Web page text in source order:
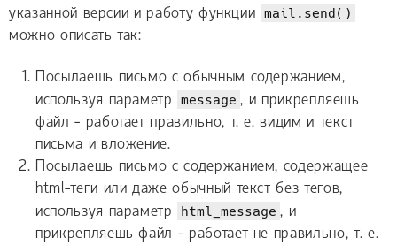
указанной версии и работу функции mail.send()
можно описать так:
Посылаешь письмо с обычным содержанием,
используя параметр
message , и прикрепляешь
файл - работает правильно, т. е. видим и текст
письма и вложение.
Посылаешь письмо с содержанием, содержащее
html-теги или даже обычный текст без тегов,
используя параметр
html_message , и
прикрепляешь файл - работает не правильно, т. е.